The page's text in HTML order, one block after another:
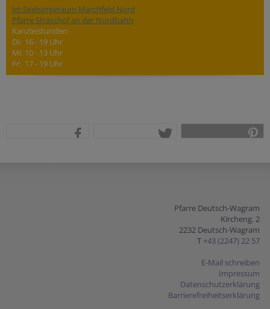
im Seelsorgeraum Marchfeld Nord
Pfarre Strasshof an der Nordbahn
Kanzleistunden
Di: 16 - 19 Uhr
Mi: 10 - 13 Uhr
Fr: 17 - 19 Uhr
Pfarre Deutsch-Wagram
Kircheng. 2
2232 Deutsch-Wagram
T +43 (2247) 22 57
E-Mail schreiben
Impressum
Datenschutzerklärung
Barrierefreiheitserklärung